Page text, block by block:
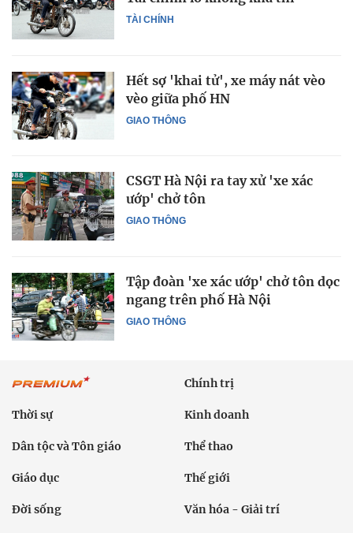
TÀI CHÍNH
GIAO THÔNG
Hết sợ 'khai tử', xe máy nát vèo
vèo giữa phố HN
GIAO THÔNG
CSGT Hà Nội ra tay xử 'xe xác
ướp' chở tôn
GIAO THÔNG
Tập đoàn 'xe xác ướp' chở tôn dọc
ngang trên phố Hà Nội
Chính trị
Thời sự Kinh doanh
Dân tộc và Tôn giáo Thể thao
Giáo dục Thế giới
Đời sống Văn hóa - Giải trí